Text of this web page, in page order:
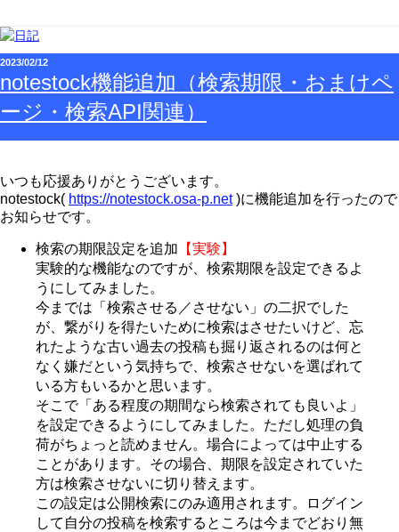
2023/02/12
notestock機能追加（検索期限・おまけペ
ージ・検索API関連）
いつも応援ありがとうございます。
notestock( https://notestock.osa-p.net)に機能追加を行ったので
お知らせです。
検索の期限設定を追加 【実験】
実験的な機能なのですが、検索期限を設定できるよ
うにしてみました。
今までは「検索させる／させない」の二択でした
が、繋がりを得たいために検索はさせたいけど、忘
れたような古い過去の投稿も掘り返されるのは何と
なく嫌だという気持ちで、検索させないを選ばれて
いる方もいるかと思います。
そこで「ある程度の期間なら検索されても良いよ」
を設定できるようにしてみました。ただし処理の負
荷がちょっと読めません。場合によっては中止する
ことがあります。その場合、期限を設定されていた
方は検索させないに切り替えます。
この設定は公開検索にのみ適用されます。ログイン
して自分の投稿を検索するところは今までどおり無